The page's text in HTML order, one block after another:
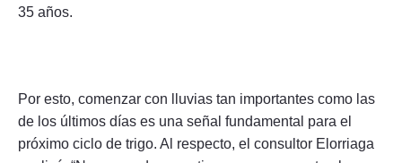
35 años.
Por esto, comenzar con lluvias tan importantes como las
de los últimos días es una señal fundamental para el
próximo ciclo de trigo. Al respecto, el consultor Elorriaga